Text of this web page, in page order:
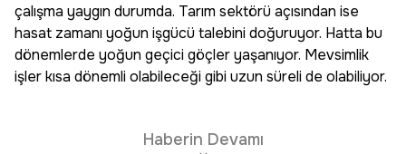
çalışma yaygın durumda. Tarım sektörü açısından ise
hasat zamanı yoğun işgücü talebini doğuruyor. Hatta bu
dönemlerde yoğun geçici göçler yaşanıyor. Mevsimlik
işler kısa dönemli olabileceği gibi uzun süreli de olabiliyor.
Haberin Devamı